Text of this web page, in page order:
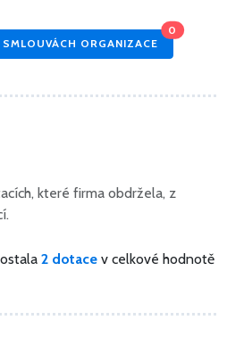
ORGANIZACE
0
které firma obdržela, z
2 dotace v celkové hodnotě